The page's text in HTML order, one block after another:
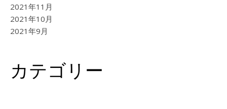
2021年11月
2021年10月
2021年9月
カテゴリー